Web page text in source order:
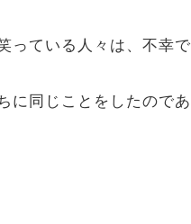
っている人々は、不幸で
に同じことをしたのであ